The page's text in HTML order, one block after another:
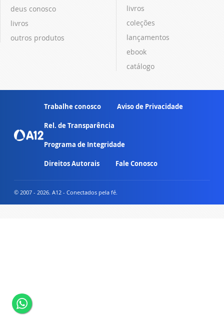
deus conosco
livros
outros produtos
livros
coleções
lançamentos
ebook
catálogo
Trabalhe conosco Aviso de Privacidade
Rel. de Transparência
Programa de Integridade
Direitos Autorais Fale Conosco
© 2007 - 2026. A12 - Conectados pela fé.